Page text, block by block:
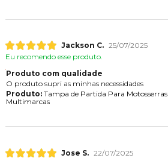
Jackson C. 25/07/2025
Eu recomendo esse produto.
Produto com qualidade
O produto supri as minhas necessidades
Produto:Tampa de Partida Para Motosserras
Multimarcas
Jose S. 22/07/2025